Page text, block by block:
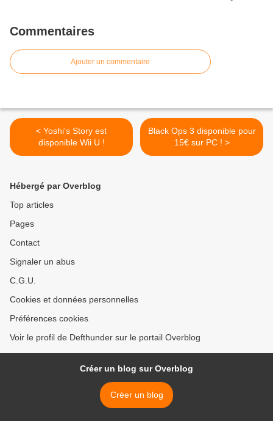
Commentaires
Ajouter un commentaire
< Yoshi's Story est
disponible Wii U !
Black Ops 3 disponible pour
15€ sur PC ! >
Hébergé par Overblog
Top articles
Pages
Contact
Signaler un abus
C.G.U.
Cookies et données personnelles
Préférences cookies
Voir le profil de Defthunder sur le portail Overblog
Créer un blog sur Overblog
Créer un blog